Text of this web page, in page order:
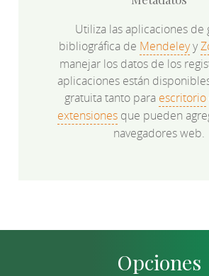
Utiliza las aplicaciones de
bibliográfica de Mendeleyy
manejar los datos de los
aplicaciones están
gratuita tanto para escritorio
extensiones que pueden
navegadores web.
Opciones